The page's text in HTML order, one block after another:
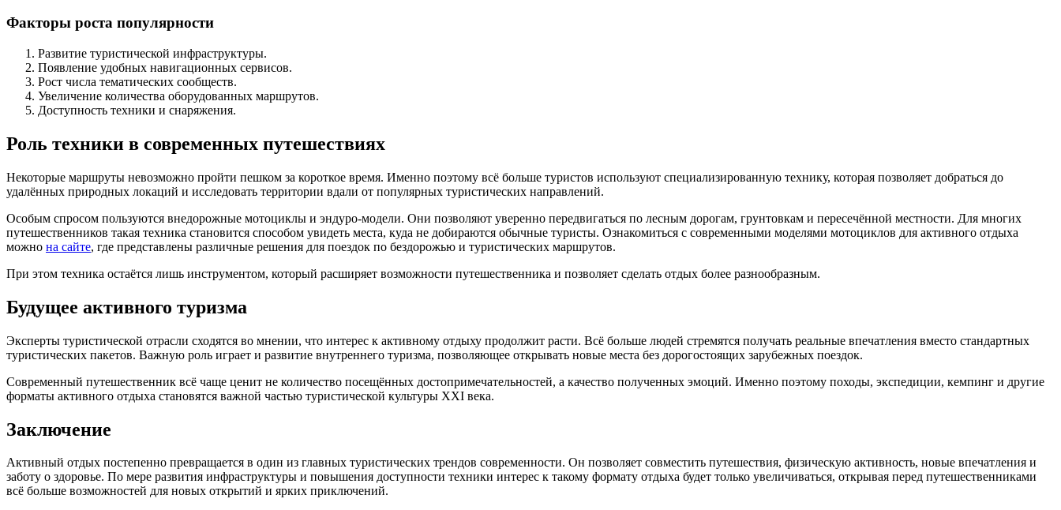
Факторы роста популярности
Развитие туристической инфраструктуры.
Появление удобных навигационных сервисов.
Рост числа тематических сообществ.
Увеличение количества оборудованных маршрутов.
Доступность техники и снаряжения.
Роль техники в современных путешествиях
Некоторые маршруты невозможно пройти пешком за короткое время. Именно поэтому всё больше туристов используют специализированную технику, которая позволяет добраться до
удалённых природных локаций и исследовать территории вдали от популярных туристических направлений.
Особым спросом пользуются внедорожные мотоциклы и эндуро-модели. Они позволяют уверенно передвигаться по лесным дорогам, грунтовкам и пересечённой местности. Для многих
путешественников такая техника становится способом увидеть места, куда не добираются обычные туристы. Ознакомиться с современными моделями мотоциклов для активного отдыха
можно на сайте, где представлены различные решения для поездок по бездорожью и туристических маршрутов.
При этом техника остаётся лишь инструментом, который расширяет возможности путешественника и позволяет сделать отдых более разнообразным.
Будущее активного туризма
Эксперты туристической отрасли сходятся во мнении, что интерес к активному отдыху продолжит расти. Всё больше людей стремятся получать реальные впечатления вместо стандартных
туристических пакетов. Важную роль играет и развитие внутреннего туризма, позволяющее открывать новые места без дорогостоящих зарубежных поездок.
Современный путешественник всё чаще ценит не количество посещённых достопримечательностей, а качество полученных эмоций. Именно поэтому походы, экспедиции, кемпинг и другие
форматы активного отдыха становятся важной частью туристической культуры XXI века.
Заключение
Активный отдых постепенно превращается в один из главных туристических трендов современности. Он позволяет совместить путешествия, физическую активность, новые впечатления и
заботу о здоровье. По мере развития инфраструктуры и повышения доступности техники интерес к такому формату отдыха будет только увеличиваться, открывая перед путешественниками
всё больше возможностей для новых открытий и ярких приключений.